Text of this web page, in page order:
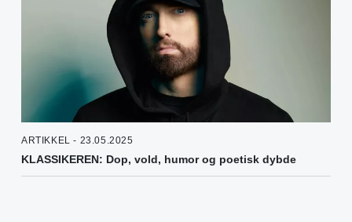
ARTIKKEL - 23.05.2025
KLASSIKEREN: Dop, vold, humor og poetisk dybde